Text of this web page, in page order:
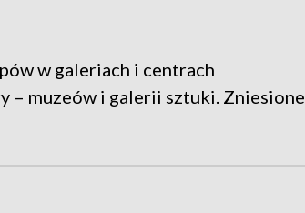
w galeriach i centrach
muzeów i galerii sztuki. Zniesione